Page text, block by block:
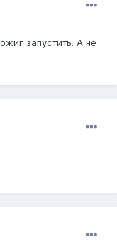
запустить. А не